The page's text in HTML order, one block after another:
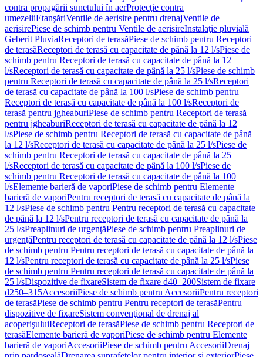
contra propagării sunetului în aerProtecţie contra
umezeliiEtanşăriVentile de aerisire pentru drenajVentile de
aerisirePiese de schimb pentru Ventile de aerisireInstalaţie pluvială
Geberit PluviaReceptori de terasăPiese de schimb pentru Receptori
de terasăReceptori de terasă cu capacitate de până la 12 l/sPiese de
schimb pentru Receptori de terasă cu capacitate de până la 12
l/sReceptori de terasă cu capacitate de până la 25 l/sPiese de schimb
pentru Receptori de terasă cu capacitate de până la 25 l/sReceptori
de terasă cu capacitate de până la 100 l/sPiese de schimb pentru
Receptori de terasă cu capacitate de până la 100 l/sReceptori de
terasă pentru jgheaburiPiese de schimb pentru Receptori de terasă
pentru jgheaburiReceptori de terasă cu capacitate de până la 12
l/sPiese de schimb pentru Receptori de terasă cu capacitate de până
la 12 l/sReceptori de terasă cu capacitate de până la 25 l/sPiese de
schimb pentru Receptori de terasă cu capacitate de până la 25
l/sReceptori de terasă cu capacitate de până la 100 l/sPiese de
schimb pentru Receptori de terasă cu capacitate de până la 100
l/sElemente barieră de vaporiPiese de schimb pentru Elemente
barieră de vaporiPentru receptori de terasă cu capacitate de până la
12 l/sPiese de schimb pentru Pentru receptori de terasă cu capacitate
de până la 12 l/sPentru receptori de terasă cu capacitate de până la
25 l/sPreaplinuri de urgenţăPiese de schimb pentru Preaplinuri de
urgenţăPentru receptori de terasă cu capacitate de până la 12 l/sPiese
de schimb pentru Pentru receptori de terasă cu capacitate de până la
12 l/sPentru receptori de terasă cu capacitate de până la 25 l/sPiese
de schimb pentru Pentru receptori de terasă cu capacitate de până la
25 l/sDispozitive de fixareSistem de fixare d40–200Sistem de fixare
d250–315AccesoriiPiese de schimb pentru AccesoriiPentru receptori
de terasăPiese de schimb pentru Pentru receptori de terasăPentru
dispozitive de fixareSistem convenţional de drenaj al
acoperişuluiReceptori de terasăPiese de schimb pentru Receptori de
terasăElemente barieră de vaporiPiese de schimb pentru Elemente
barieră de vaporiAccesoriiPiese de schimb pentru AccesoriiDrenaj